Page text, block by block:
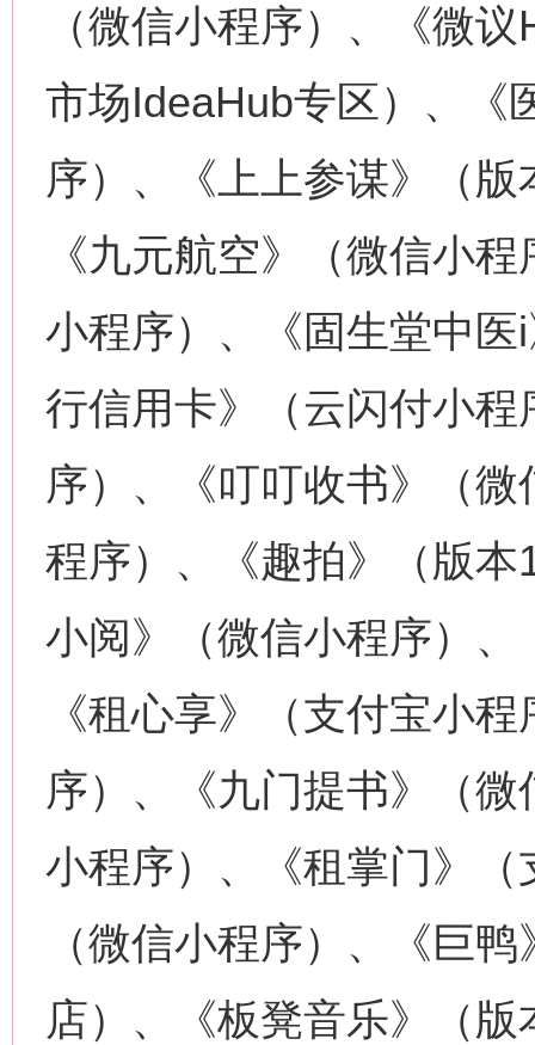
（微信小程序）、《微
市场IdeaHub专区）、《
序）、《上上参谋》（
《九元航空》（微信小
小程序）、《固生堂中
行信用卡》（云闪付小
序）、《叮叮收书》（
程序）、《趣拍》（版
小阅》（微信小程序）
《租心享》（支付宝小
序）、《九门提书》（
小程序）、《租掌门》
（微信小程序）、《巨
店）、《板凳音乐》（